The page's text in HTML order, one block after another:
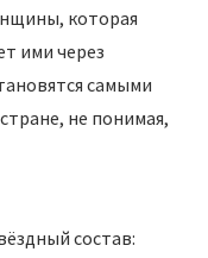
которая
ими через
самыми
не понимая,
состав: